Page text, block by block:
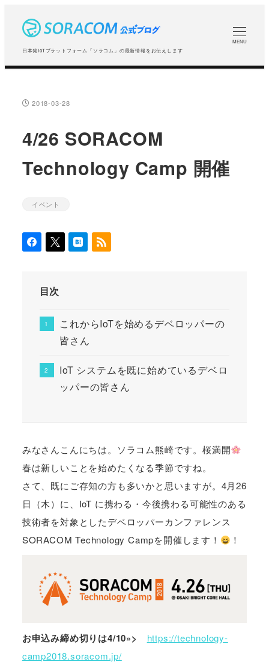
コ
日本発IoTプラットフォーム「ソラコム」の最新情報をお伝えします
MENU
投稿日
2018-03-28
4/26 SORACOM
Technology Camp 開催
カテゴリー
イベント
目次
これからIoTを始めるデベロッパーの
皆さん
IoT システムを既に始めているデベロ
ッパーの皆さん
みなさんこんにちは。ソラコム熊崎です。桜満開
春は新しいことを始めたくなる季節ですね。
さて、既にご存知の方も多いかと思いますが。4月26
日（木）に、IoT に携わる・今後携わる可能性のある
技術者を対象としたデベロッパーカンファレンス
SORACOM Technology Campを開催します！
！
お申込み締め切りは4/10»>
https://technology-
camp2018.soracom.jp/